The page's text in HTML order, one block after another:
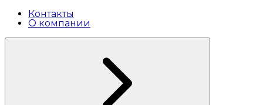
Контакты
О компании